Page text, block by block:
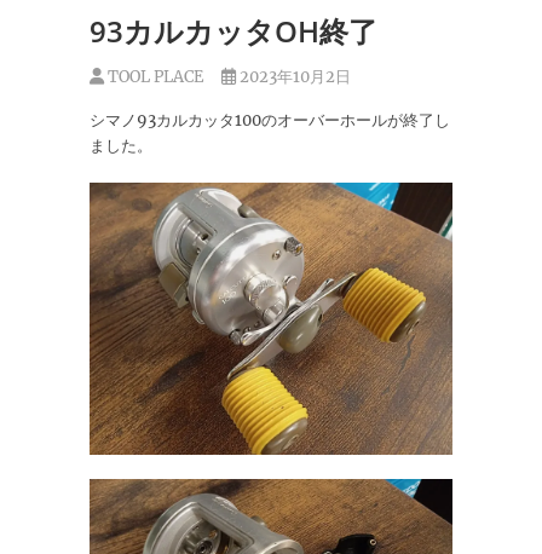
93カルカッタOH終了
TOOL PLACE 2023年10月2日
シマノ93カルカッタ100のオーバーホールが終了し
ました。